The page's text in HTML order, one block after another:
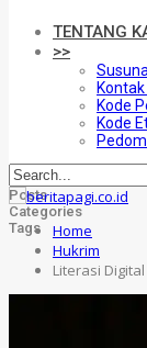
TENTANG
>>
Kode
Kode
Posts
Categories
Tags
Home
Hukrim
Literasi